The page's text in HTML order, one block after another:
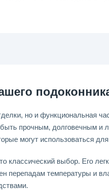
но и функциональная
прочным, долговечным и
могут использоваться
классический выбор. Его
перепадам температуры и